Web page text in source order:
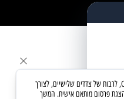
לידיעתך, באתרנו נעשה שימוש בקבצי Cookies, לרבות של צדדים שלישיים, לצורך
פרסום מותאם אישית. המשך